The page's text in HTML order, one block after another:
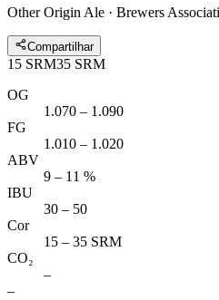
Other Origin Ale · Brewers
Compartilhar
15 SRM35 SRM
OG
1.070 – 1.090
FG
1.010 – 1.020
ABV
9 – 11 %
IBU
30 – 50
Cor
15 – 35 SRM
CO₂
–
–